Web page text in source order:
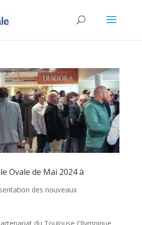
Ovale de Mai 2024 à
des nouveaux